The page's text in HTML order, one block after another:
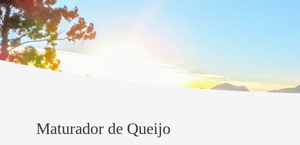
Maturador de Queijo